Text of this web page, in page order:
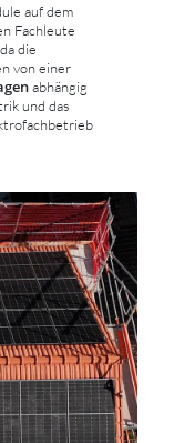
auf dem
Fachleute
die
von einer
abhängig
und das